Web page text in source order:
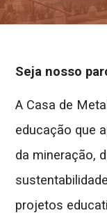
Seja nosso
A Casa de
educação que
da mineração,
projetos